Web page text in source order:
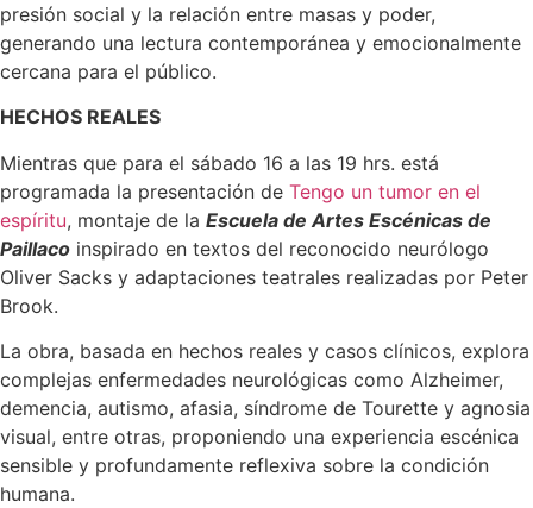
presión social y la relación entre masas y poder,
generando una lectura contemporánea y emocionalmente
cercana para el público.
HECHOS REALES
Mientras que para el sábado 16 a las 19 hrs. está
programada la presentación de Tengo un tumor en el
espíritu, montaje de la Escuela de Artes Escénicas de
Paillaco inspirado en textos del reconocido neurólogo
Oliver Sacks y adaptaciones teatrales realizadas por Peter
Brook.
La obra, basada en hechos reales y casos clínicos, explora
complejas enfermedades neurológicas como Alzheimer,
demencia, autismo, afasia, síndrome de Tourette y agnosia
visual, entre otras, proponiendo una experiencia escénica
sensible y profundamente reflexiva sobre la condición
humana.